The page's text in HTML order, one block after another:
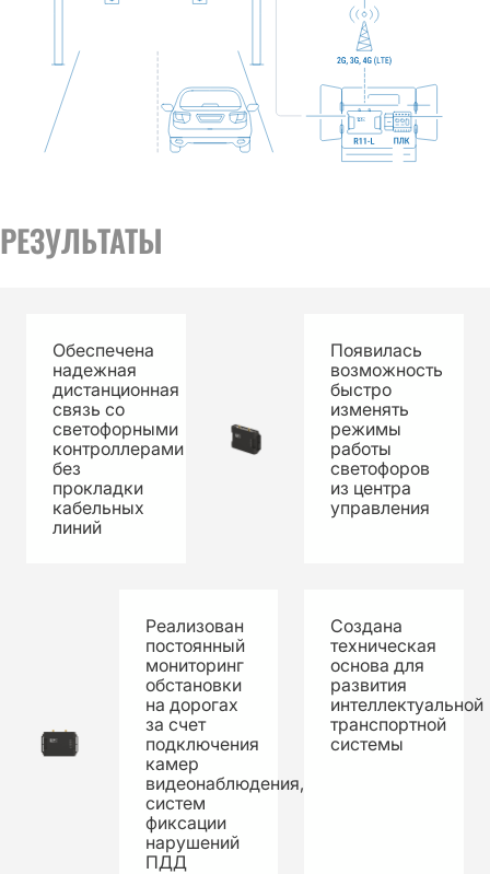
РЕЗУЛЬТАТЫ
Обеспечена
надежная
дистанционная
связь со
светофорными
контроллерами
без
прокладки
кабельных
линий
Появилась
возможность
быстро
изменять
режимы
работы
светофоров
из центра
управления
Реализован
постоянный
мониторинг
обстановки
на дорогах
за счет
подключения
камер
видеонаблюдения,
систем
фиксации
нарушений
ПДД
Создана
техническая
основа для
развития
интеллектуальной
транспортной
системы